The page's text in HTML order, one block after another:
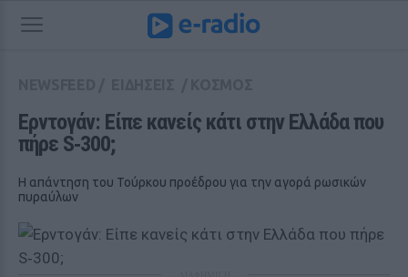
Ερντογάν: Είπε κανείς κάτι στην Ελλάδα που
πήρε S‑300;
Η απάντηση του Τούρκου προέδρου για την αγορά ρωσικών
πυραύλων